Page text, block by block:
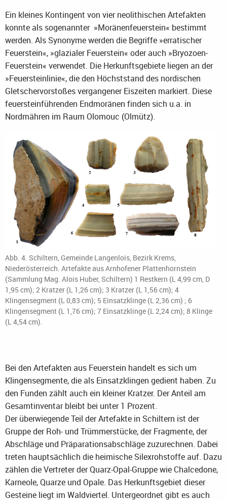
Ein kleines Kontingent von vier neolithischen Artefakten
konnte als sogenannter »Moränenfeuerstein« bestimmt
werden. Als Synonyme werden die Begriffe »erratischer
Feuerstein«, »glazialer Feuerstein« oder auch »Bryozoen-
Feuerstein« verwendet. Die Herkunftsgebiete liegen an der
»Feuersteinlinie«, die den Höchststand des nordischen
Gletschervorstoßes vergangener Eiszeiten markiert. Diese
feuersteinführenden Endmoränen finden sich u.a. in
Nordmähren im Raum Olomouc (Olmütz).
Abb. 4. Schiltern, Gemeinde Langenlois, Bezirk Krems,
Niederösterreich. Artefakte aus Arnhofener Plattenhornstein
(Sammlung Mag. Alois Huber, Schiltern) 1 Restkern (L 4,99 cm, D
1,95 cm); 2 Kratzer (L 1,26 cm); 3 Kratzer (L 1,56 cm); 4
Klingensegment (L 0,83 cm); 5 Einsatzklinge (L 2,36 cm) ; 6
Klingensegment (L 1,76 cm); 7 Einsatzklinge (L 2,24 cm); 8 Klinge
(L 4,54 cm).
Bei den Artefakten aus Feuerstein handelt es sich um
Klingensegmente, die als Einsatzklingen gedient haben. Zu
den Funden zählt auch ein kleiner Kratzer. Der Anteil am
Gesamtinventar bleibt bei unter 1 Prozent.
Der überwiegende Teil der Artefakte in Schiltern ist der
Gruppe der Roh- und Trümmerstücke, der Fragmente, der
Abschläge und Präparationsabschläge zuzurechnen. Dabei
treten hauptsächlich die heimische Silexrohstoffe auf. Dazu
zählen die Vertreter der Quarz-Opal-Gruppe wie Chalcedone,
Karneole, Quarze und Opale. Das Herkunftsgebiet dieser
Gesteine liegt im Waldviertel. Untergeordnet gibt es auch